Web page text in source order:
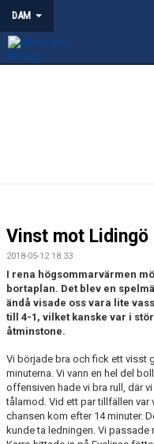
DAM
MATCHER
Vinst mot Lidingö
2018-05-12 18:33
I rena högsommarvärmen
bortaplan. Det blev en
ändå visade oss vara lite
till 4-1, vilket kanske var i
åtminstone.
Vi började bra och fick ett visst
minuterna. Vi vann en hel del
offensiven hade vi bra rull, där
tålamod. Vid ett par tillfällen var
chansen kom efter 14 minuter.
kunde ta ledningen. Vi